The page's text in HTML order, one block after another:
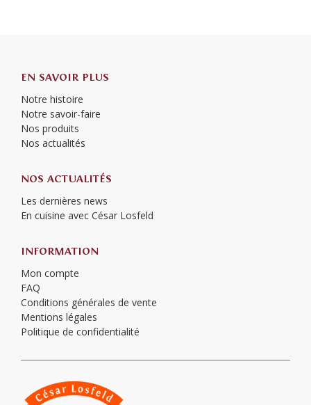
EN SAVOIR PLUS
Notre histoire
Notre savoir-faire
Nos produits
Nos actualités
NOS ACTUALITÉS
Les dernières news
En cuisine avec César Losfeld
INFORMATION
Mon compte
FAQ
Conditions générales de vente
Mentions légales
Politique de confidentialité